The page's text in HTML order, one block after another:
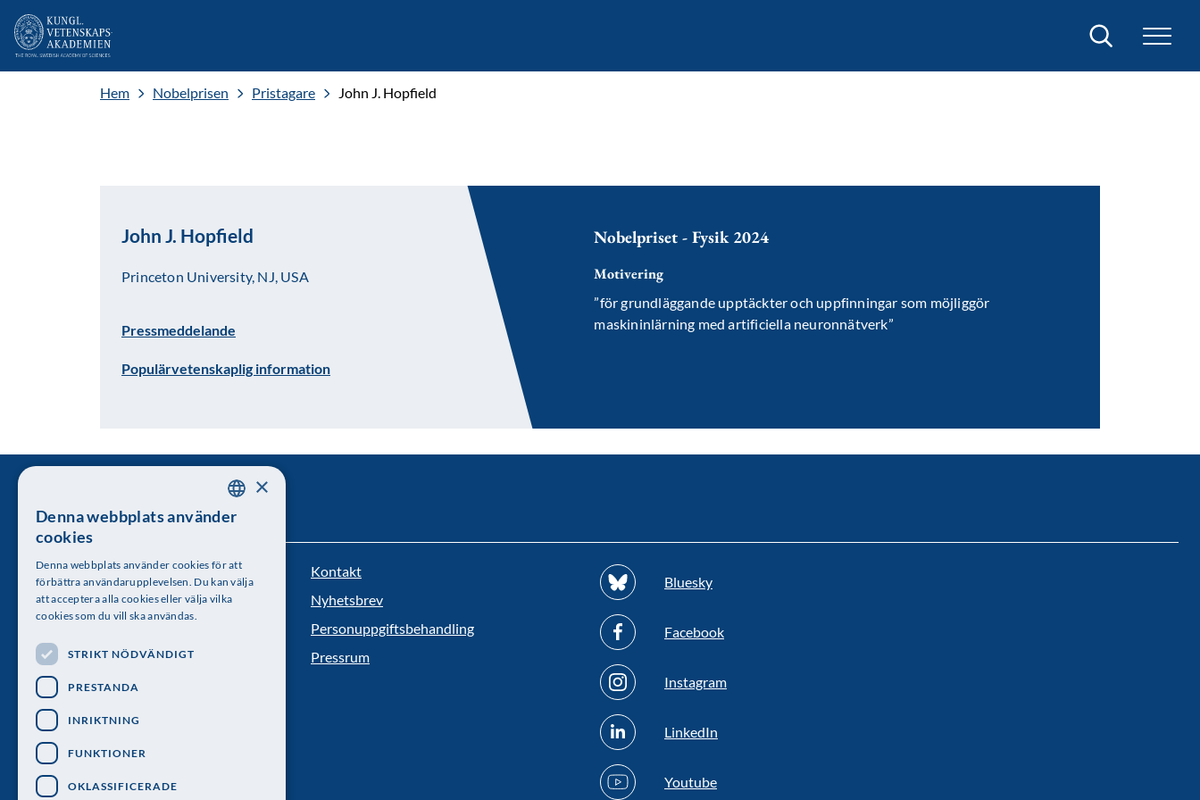
Sök
Hem Nobelprisen Pristagare John J. Hopfield
John J. Hopfield
Princeton University, NJ, USA
Nobelpriset - Fysik 2024
Motivering
”för grundläggande upptäckter och uppfinningar som möjliggör
maskininlärning med artificiella neuronnätverk”
Pressmeddelande
Populärvetenskaplig information
Kungl. Vetenskapsakademien
Besöksadress: Lilla Frescativägen 4A
Telefon: 08-673 95 00
Kontakt
Nyhetsbrev
Personuppgiftsbehandling
Pressrum
Bluesky
Facebook
Instagram
LinkedIn
Youtube
SWEDISH
×
Denna webbplats använder
cookies
Denna webbplats använder cookies för att
förbättra användarupplevelsen. Du kan välja
att acceptera alla cookies eller välja vilka
cookies som du vill ska användas.
STRIKT NÖDVÄNDIGT
PRESTANDA
INRIKTNING
FUNKTIONER
OKLASSIFICERADE